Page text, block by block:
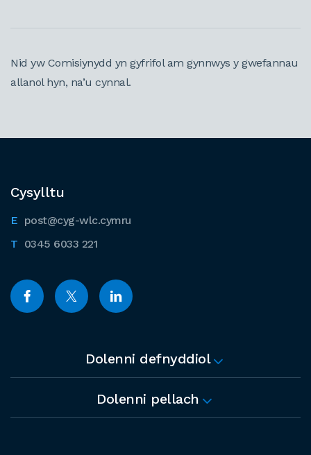
Nid yw Comisiynydd yn gyfrifol am gynnwys y gwefannau
allanol hyn, na’u cynnal.
Cysylltu
post@cyg-wlc.cymru
0345 6033 221
Dolenni defnyddiol
Dolenni pellach